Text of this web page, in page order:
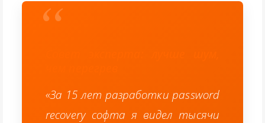
«За 15 лет разработки password
recovery софта я видел тысячи